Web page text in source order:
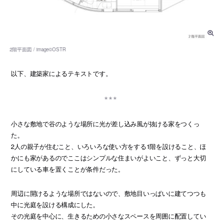
以下、建築家によるテキストです。
小さな敷地で谷のような場所に光が差し込み風が抜ける家をつくっ
た。
2人の親子が住むこと、いろいろな使い方をする1階を設けること、ほ
かにも家があるのでここはシンプルな住まいがよいこと、ずっと大切
にしている車を置くことが条件だった。
周辺に開けるような場所ではないので、敷地目いっぱいに建てつつも
中に光庭を設ける構成にした。
その光庭を中心に、生きるための小さなスペースを周囲に配置してい